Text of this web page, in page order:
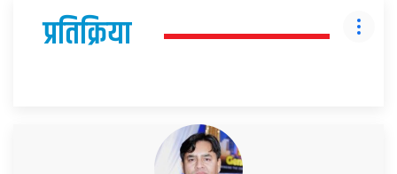
प्रतिक्रिया